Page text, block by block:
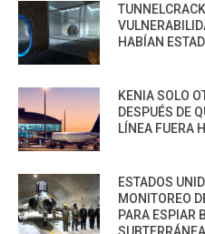
HABÍAN
KENIA SOLO
DESPUÉS DE
LÍNEA FUERA
ESTADOS
MONITOREO
PARA ESPIAR